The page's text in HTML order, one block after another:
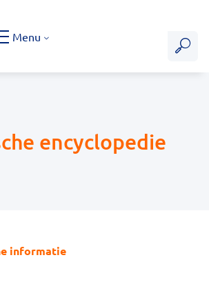
Menu
informatie
encyclopedie